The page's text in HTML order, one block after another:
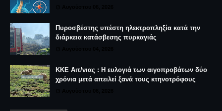
Πυροσβέστης υπέστη ηλεκτροπληξία κατά την
διάρκεια κατάσβεσης πυρκαγιάς
ΚΚΕ Αιτ/νιας : Η ευλογιά των αιγοπροβάτων δύο
χρόνια μετά απειλεί ξανά τους κτηνοτρόφους